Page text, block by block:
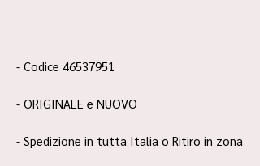
- Codice 46537951
- ORIGINALE e NUOVO
- Spedizione in tutta Italia o Ritiro in zona